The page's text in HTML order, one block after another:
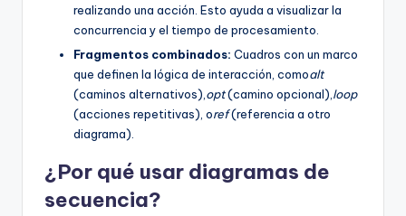
realizando una acción. Esto ayuda a visualizar la
concurrencia y el tiempo de procesamiento.
Fragmentos combinados: Cuadros con un marco
que definen la lógica de interacción, comoalt
(caminos alternativos), opt(camino opcional), loop
(acciones repetitivas), oref(referencia a otro
diagrama).
¿Por qué usar diagramas de
secuencia?